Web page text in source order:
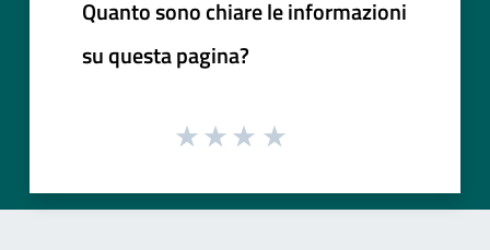
Quanto sono chiare le informazioni
su questa pagina?